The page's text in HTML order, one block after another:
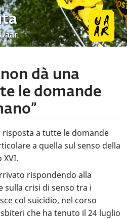
non dà una
le domande
risposta a tutte le domande
a quella sul senso della
rispondendo alla
sulla crisi di senso tra i
col suicidio, nel corso
che ha tenuto il 24 luglio